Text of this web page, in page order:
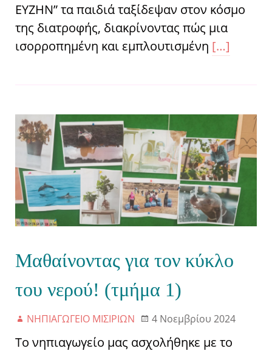
ΕΥΖΗΝ” τα παιδιά ταξίδεψαν στον κόσμο
της διατροφής, διακρίνοντας πώς μια
ισορροπημένη και εμπλουτισμένη […]
Μαθαίνοντας για τον κύκλο
του νερού! (τμήμα 1)
ΝΗΠΙΑΓΩΓΕΙΟ ΜΙΣΙΡΙΩΝ 4 Νοεμβρίου 2024
Το νηπιαγωγείο μας ασχολήθηκε με το